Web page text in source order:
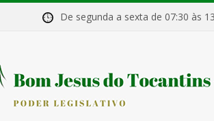
De segunda a sexta de 07:30